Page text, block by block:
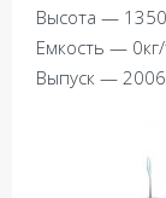
Высота —
Емкость —
Выпуск —